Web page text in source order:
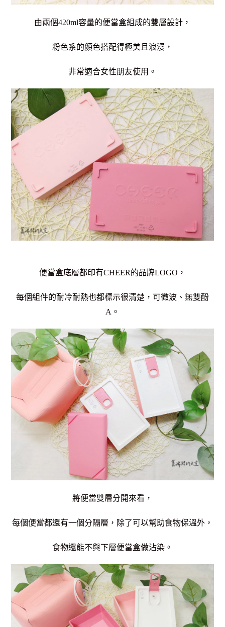
由兩個420ml容量的便當盒組成的雙層設計，
粉色系的顏色搭配得極美且浪漫，
非常適合女性朋友使用。
便當盒底層都印有CHEER的品牌LOGO，
每個組件的耐冷耐熱也都標示很清楚，可微波、無雙酚
A。
將便當雙層分開來看，
每個便當都還有一個分隔層，除了可以幫助食物保溫外，
食物還能不與下層便當盒做沾染。